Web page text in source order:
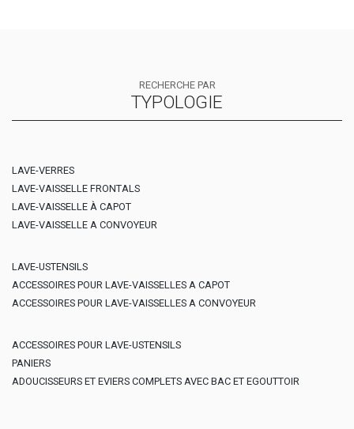
RECHERCHE PAR
TYPOLOGIE
LAVE-VERRES
LAVE-VAISSELLE FRONTALS
LAVE-VAISSELLE À CAPOT
LAVE-VAISSELLE A CONVOYEUR
LAVE-USTENSILS
ACCESSOIRES POUR LAVE-VAISSELLES A CAPOT
ACCESSOIRES POUR LAVE-VAISSELLES A CONVOYEUR
ACCESSOIRES POUR LAVE-USTENSILS
PANIERS
ADOUCISSEURS ET EVIERS COMPLETS AVEC BAC ET EGOUTTOIR